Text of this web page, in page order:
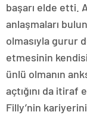
başarı elde etti.
anlaşmaları
olmasıyla gurur
etmesinin
ünlü olmanın
açtığını da
Filly’nin